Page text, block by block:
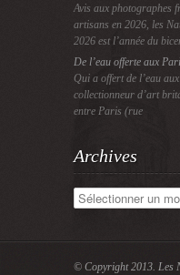
Avis aux photographes
artisans en 2026, les
2026 est l’année du
De l’eau offerte aux
Qui a offert de l’eau
collectionneur d’art
entre Paris (rue
Archives
Archives
© Copyright 2013. Les